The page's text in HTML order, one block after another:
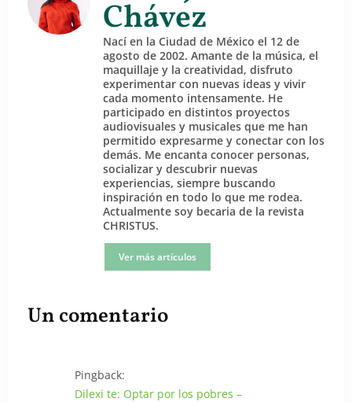
Chávez
Nací en la Ciudad de México el 12 de
agosto de 2002. Amante de la música, el
maquillaje y la creatividad, disfruto
experimentar con nuevas ideas y vivir
cada momento intensamente. He
participado en distintos proyectos
audiovisuales y musicales que me han
permitido expresarme y conectar con los
demás. Me encanta conocer personas,
socializar y descubrir nuevas
experiencias, siempre buscando
inspiración en todo lo que me rodea.
Actualmente soy becaria de la revista
CHRISTUS.
Ver más artículos
Un comentario
Pingback:
Dilexi te: Optar por los pobres –